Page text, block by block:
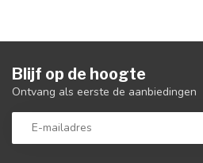
Blijf op de hoogte
Ontvang als eerste de aanbiedingen